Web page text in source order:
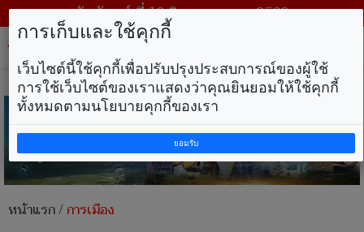
วันจันทร์ ที่ 10 สิงหาคม พ.ศ. 2569
หน้าแรก/การเมือง
การเก็บและใช้คุกกี้
เว็บไซต์นี้ใช้คุกกี้เพื่อปรับปรุงประสบการณ์ของผู้ใช้
การใช้เว็บไซต์ของเราแสดงว่าคุณยินยอมให้ใช้คุกกี้
ทั้งหมดตามนโยบายคุกกี้ของเรา
ยอมรับ